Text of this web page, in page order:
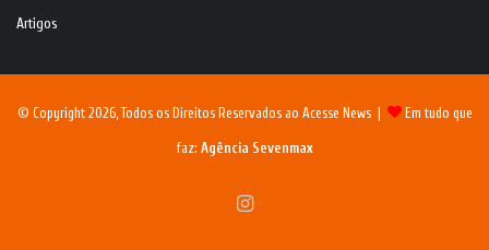
Artigos
© Copyright 2026, Todos os Direitos Reservados ao Acesse News | Em tudo que
faz: Agência Sevenmax
Instagram